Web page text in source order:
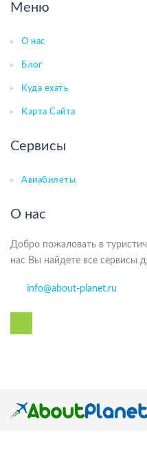
Меню
О нас
Блог
Куда ехать
Карта Сайта
Сервисы
Авиабилеты
О нас
Добро пожаловать в
нас Вы найдете все сервисы
info@about-planet.ru